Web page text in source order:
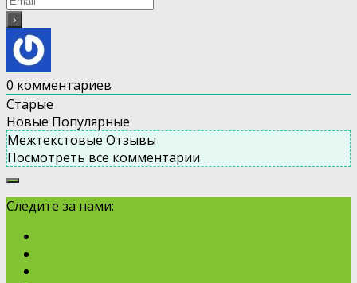
0 комментариев
Старые
Новые Популярные
Межтекстовые Отзывы
Посмотреть все комментарии
Следите за нами: